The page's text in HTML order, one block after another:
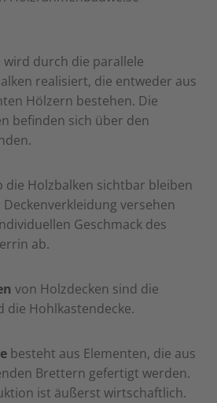
wird durch die parallele
realisiert, die entweder aus
Hölzern bestehen. Die
befinden sich über den
die Holzbalken sichtbar bleiben
versehen
Geschmack des
ab.
von Holzdecken sind die
die Hohlkastendecke.
besteht aus Elementen, die aus
Brettern gefertigt werden.
ist äußerst wirtschaftlich.